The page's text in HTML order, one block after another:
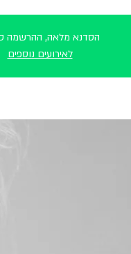
הסדנא מלאה, ההרשמה
לאירועים נוספים